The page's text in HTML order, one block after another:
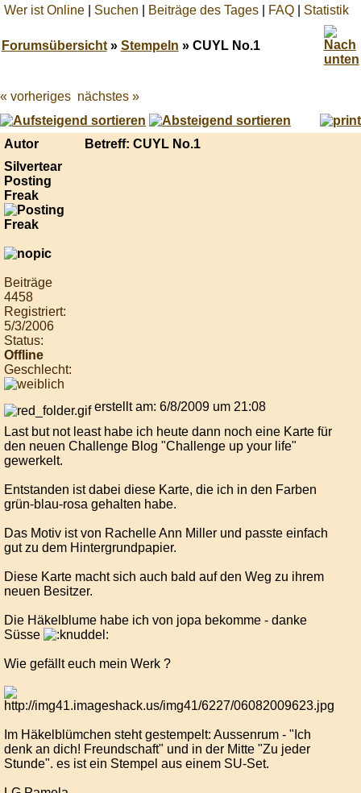
Wer ist Online Suchen Beiträge des Tages FAQ Statistik
Forumsübersicht» Stempeln » CUYL No.1
Best
online
live
casino
« vorheriges nächstes »
Autor
Betreff: CUYL No.1
Silvertear
Posting
Freak
Beiträge
4458
Registriert:
5/3/2006
Status:
Offline
Geschlecht:
erstellt am: 6/8/2009 um 21:08
Last but not least habe ich heute dann noch eine Karte für
den neuen Challenge Blog "Challenge up your life"
gewerkelt.
Entstanden ist dabei diese Karte, die ich in den Farben
grün-blau-rosa gehalten habe.
Das Motiv ist von Rachelle Ann Miller und passte einfach
gut zu dem Hintergrundpapier.
Diese Karte macht sich auch bald auf den Weg zu ihrem
neuen Besitzer.
Die Häkelblume habe ich von jopa bekomme - danke
Süsse
Wie gefällt euch mein Werk ?
Im Häkelblümchen steht gestempelt: Aussenrum - "Ich
denk an dich! Freundschaft" und in der Mitte "Zu jeder
Stunde". es ist ein Stempel aus einem SU-Set.